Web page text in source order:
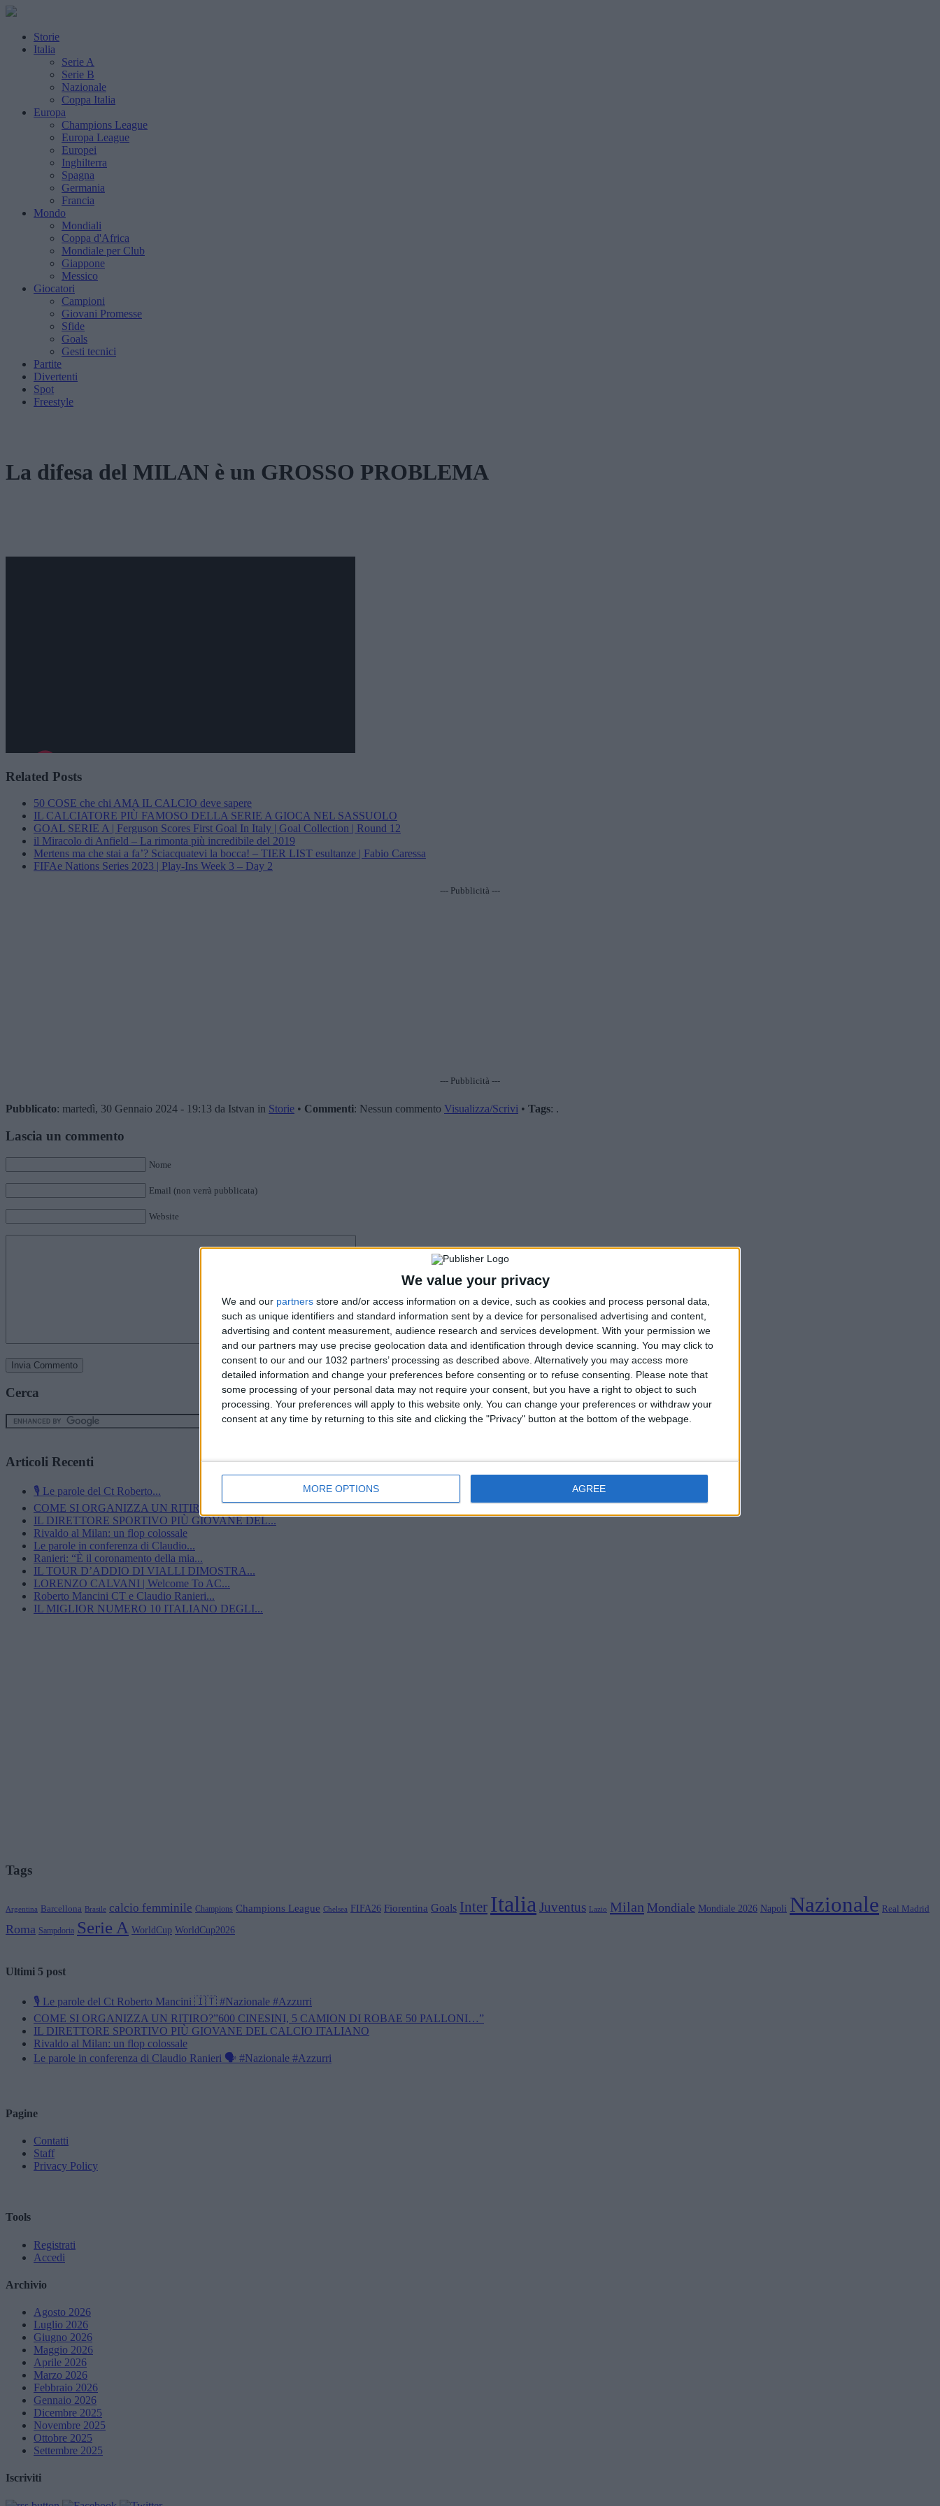
We value your privacy
We and our partners store and/or access information on a device, such as cookies and process personal data,
such as unique identifiers and standard information sent by a device for personalised advertising and content,
advertising and content measurement, audience research and services development. With your permission we
and our partners may use precise geolocation data and identification through device scanning. You may click to
consent to our and our 1032 partners’ processing as described above. Alternatively you may access more
detailed information and change your preferences before consenting or to refuse consenting.
Please note that
some processing of your personal data may not require your consent, but you have a right to object to such
processing. Your preferences will apply to this website only. You can change your preferences or withdraw your
consent at any time by returning to this site and clicking the "Privacy" button at the bottom of the webpage.
MORE OPTIONS AGREE
Storie
Italia
Serie A
Serie B
Nazionale
Coppa Italia
Europa
Champions League
Europa League
Europei
Inghilterra
Spagna
Germania
Francia
Mondo
Mondiali
Coppa d'Africa
Mondiale per Club
Giappone
Messico
Giocatori
Campioni
Giovani Promesse
Sfide
Goals
Gesti tecnici
Partite
Divertenti
Spot
Freestyle
La difesa del MILAN è un GROSSO PROBLEMA
Related Posts
50 COSE che chi AMA IL CALCIO deve sapere
IL CALCIATORE PIÙ FAMOSO DELLA SERIE A GIOCA NEL SASSUOLO
GOAL SERIE A | Ferguson Scores First Goal In Italy | Goal Collection | Round 12
il Miracolo di Anfield – La rimonta più incredibile del 2019
Mertens ma che stai a fa’? Sciacquatevi la bocca! – TIER LIST esultanze | Fabio Caressa
FIFAe Nations Series 2023 | Play-Ins Week 3 – Day 2
--- Pubblicità ---
--- Pubblicità ---
Pubblicato: martedì, 30 Gennaio 2024 - 19:13 da Istvan in Storie • Commenti: Nessun commento Visualizza/Scrivi • Tags: .
Lascia un commento
Nome
Email (non verrà pubblicata)
Website
Cerca
Articoli Recenti
🎙️ Le parole del Ct Roberto...
COME SI ORGANIZZA UN RITIRO?”600 CINESINI,...
IL DIRETTORE SPORTIVO PIÙ GIOVANE DEL...
Rivaldo al Milan: un flop colossale
Le parole in conferenza di Claudio...
Ranieri: “È il coronamento della mia...
IL TOUR D’ADDIO DI VIALLI DIMOSTRA...
LORENZO CALVANI | Welcome To AC...
Roberto Mancini CT e Claudio Ranieri...
IL MIGLIOR NUMERO 10 ITALIANO DEGLI...
Tags
Argentina Barcellona Brasile calcio femminile Champions Champions League Chelsea FIFA26 Fiorentina Goals Inter Italia Juventus Lazio Milan Mondiale Mondiale 2026 Napoli Nazionale Real Madrid
Roma Sampdoria Serie A WorldCup WorldCup2026
Ultimi 5 post
🎙️ Le parole del Ct Roberto Mancini 🇮🇹 #Nazionale #Azzurri
COME SI ORGANIZZA UN RITIRO?”600 CINESINI, 5 CAMION DI ROBAE 50 PALLONI…”
IL DIRETTORE SPORTIVO PIÙ GIOVANE DEL CALCIO ITALIANO
Rivaldo al Milan: un flop colossale
Le parole in conferenza di Claudio Ranieri 🗣️ #Nazionale #Azzurri
Pagine
Contatti
Staff
Privacy Policy
Tools
Registrati
Accedi
Archivio
Agosto 2026
Luglio 2026
Giugno 2026
Maggio 2026
Aprile 2026
Marzo 2026
Febbraio 2026
Gennaio 2026
Dicembre 2025
Novembre 2025
Ottobre 2025
Settembre 2025
Iscriviti